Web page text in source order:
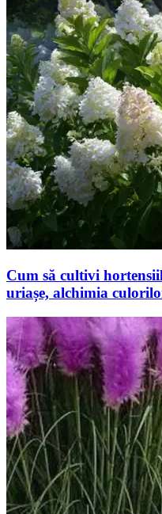
Cum să cultivi
uriașe, alchimia